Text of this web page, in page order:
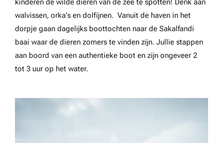
kinderen de wilde dieren van de zee te spotten! Denk aan
walvissen, orka’s en dolfijnen. Vanuit de haven in het
dorpje gaan dagelijks boottochten naar de Sakalfandi
baai waar de dieren zomers te vinden zijn. Jullie stappen
aan boord van een authentieke boot en zijn ongeveer 2
tot 3 uur op het water.